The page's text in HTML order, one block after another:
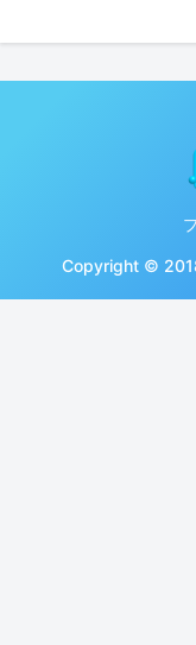
Copyright ©